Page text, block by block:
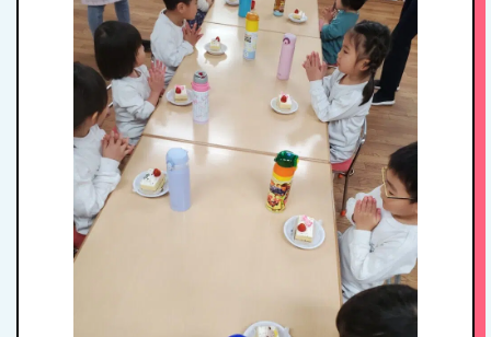
HOME
私たちの思い・教
育方針
1日のスケジュール